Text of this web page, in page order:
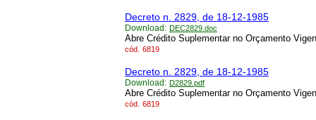
Decreto n. 2829, de 18-12-1985
Download: DEC2829.doc
Abre Crédito Suplementar no Orçamento
cód. 6819
Decreto n. 2829, de 18-12-1985
Download: D2829.pdf
Abre Crédito Suplementar no Orçamento
cód. 6819